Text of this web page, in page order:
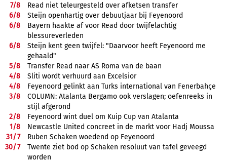
7/8
Read niet teleurgesteld over afketsen transfer
6/8
Steijn openhartig over debuutjaar bij Feyenoord
6/8
Bayern haakte af voor Read door twijfelachtig
blessureverleden
6/8
Steijn kent geen twijfel: "Daarvoor heeft Feyenoord me
gehaald"
5/8
Transfer Read naar AS Roma van de baan
4/8
Sliti wordt verhuurd aan Excelsior
4/8
Feyenoord gelinkt aan Turks international van Fenerbahçe
3/8
COLUMN: Atalanta Bergamo ook verslagen; oefenreeks in
stijl afgerond
2/8
Feyenoord wint duel om Kuip Cup van Atalanta
1/8
Newcastle United concreet in de markt voor Hadj Moussa
31/7
Ruben Schaken woedend op Feyenoord
30/7
Twente ziet bod op Schaken resoluut van tafel geveegd
worden